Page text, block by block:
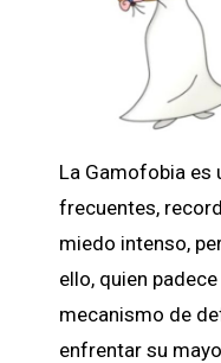
La Gamofobia es
frecuentes,
miedo intenso,
ello, quien
mecanismo de
enfrentar su